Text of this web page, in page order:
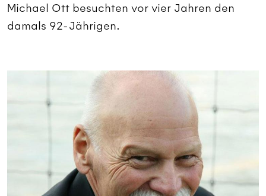
Michael Ott besuchten vor vier Jahren den
damals 92-Jährigen.